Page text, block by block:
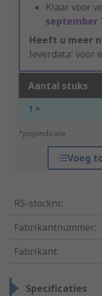
Klaar voor
september
Heeft u meer
leverdata' voor
Aantal stuks
1 +
*prijsindicatie
Voeg
RS-stocknr.:
Fabrikantnummer:
Fabrikant:
Specificaties